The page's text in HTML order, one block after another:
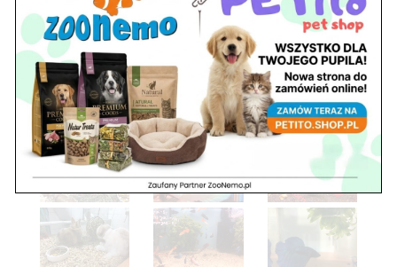
tel. 503 900 215
Godziny pracy
pon. – piąt. 10.00 – 19.00
sob. 8.00 – 15.00
niedz. zamknięte